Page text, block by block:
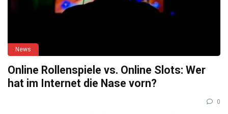
News
Online Rollenspiele vs. Online Slots: Wer
hat im Internet die Nase vorn?
0